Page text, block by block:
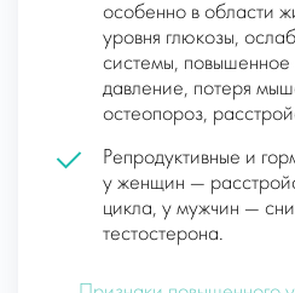
особенно в области
уровня глюкозы,
системы, повышенное
давление, потеря
остеопороз,
Репродуктивные и
у женщин —
цикла, у мужчин —
тестостерона.